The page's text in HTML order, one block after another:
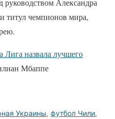
Александра
титул чемпионов мира,
Лига назвала лучшего
Мбаппе
Украины, футбол Чили,